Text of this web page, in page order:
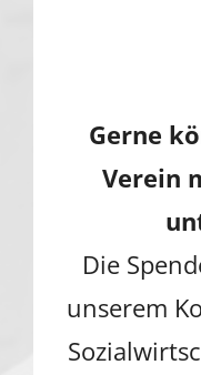
Gerne
Verein
Die
unserem